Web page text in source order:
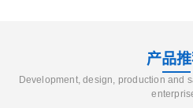
产品
Development, design, production and